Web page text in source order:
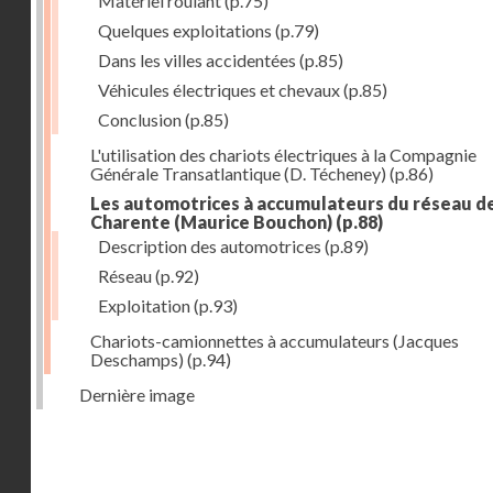
Quelques exploitations (p.79)
Dans les villes accidentées (p.85)
Véhicules électriques et chevaux(p.85)
Conclusion(p.85)
L'utilisation des chariots électriques à la Compagnie
Générale Transatlantique (D. Técheney) (p.86)
Les automotrices à accumulateurs du réseau
Charente (Maurice Bouchon) (p.88)
Description des automotrices (p.89)
Réseau(p.92)
Exploitation(p.93)
Chariots-camionnettes à accumulateurs (Jacques
Deschamps) (p.94)
Dernière image